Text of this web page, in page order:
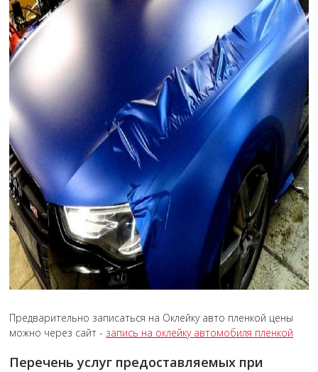
Предварительно записаться на Оклейку авто пленкой цены
можно через сайт - запись на оклейку автомобиля пленкой
Перечень услуг предоставляемых при